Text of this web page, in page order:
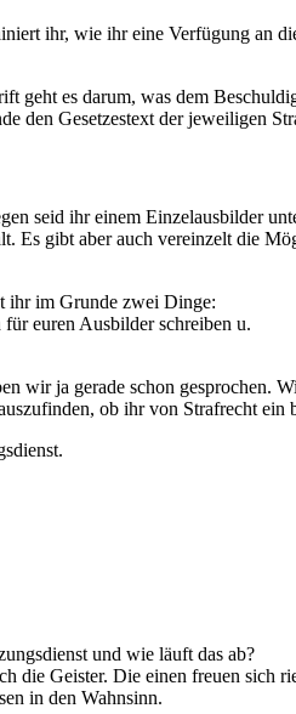
ihr, wie ihr eine Verfügung an
geht es darum, was dem
den Gesetzestext der jeweiligen
seid ihr einem Einzelausbilder
Es gibt aber auch vereinzelt die
ihr im Grunde zwei Dinge:
euren Ausbilder schreiben u.
wir ja gerade schon gesprochen.
ob ihr von Strafrecht ein
und wie läuft das ab?
die Geister. Die einen freuen sich
in den Wahnsinn.